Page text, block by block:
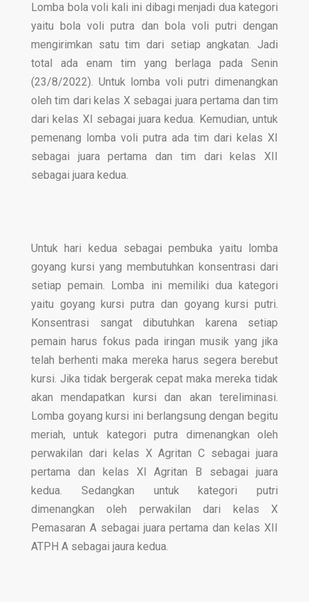
Lomba bola voli kali ini dibagi menjadi dua kategori
yaitu bola voli putra dan bola voli putri dengan
mengirimkan satu tim dari setiap angkatan. Jadi
total ada enam tim yang berlaga pada Senin
(23/8/2022). Untuk lomba voli putri dimenangkan
oleh tim dari kelas X sebagai juara pertama dan tim
dari kelas XI sebagai juara kedua. Kemudian, untuk
pemenang lomba voli putra ada tim dari kelas XI
sebagai juara pertama dan tim dari kelas XII
sebagai juara kedua.
Untuk hari kedua sebagai pembuka yaitu lomba
goyang kursi yang membutuhkan konsentrasi dari
setiap pemain. Lomba ini memiliki dua kategori
yaitu goyang kursi putra dan goyang kursi putri.
Konsentrasi sangat dibutuhkan karena setiap
pemain harus fokus pada iringan musik yang jika
telah berhenti maka mereka harus segera berebut
kursi. Jika tidak bergerak cepat maka mereka tidak
akan mendapatkan kursi dan akan tereliminasi.
Lomba goyang kursi ini berlangsung dengan begitu
meriah, untuk kategori putra dimenangkan oleh
perwakilan dari kelas X Agritan C sebagai juara
pertama dan kelas XI Agritan B sebagai juara
kedua. Sedangkan untuk kategori putri
dimenangkan oleh perwakilan dari kelas X
Pemasaran A sebagai juara pertama dan kelas XII
ATPH A sebagai jaura kedua.